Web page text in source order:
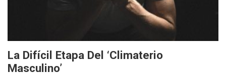
La Difícil Etapa Del ‘climaterio
Masculino’